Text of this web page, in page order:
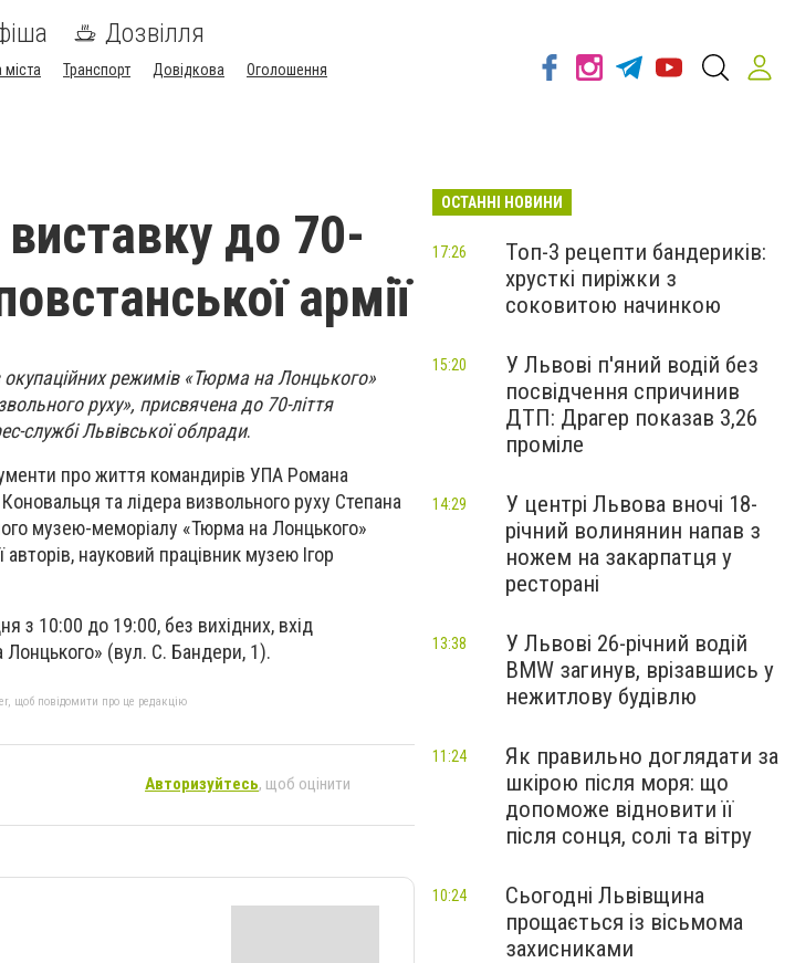
Дозвілля
міста Транспорт Довідкова
Оголошення
до 70-
армії
окупаційних режимів «Тюрма на Лонцького»
руху», присвячена до 70-ліття
службі Львівської облради.
про життя командирів УПА Романа
та лідера визвольного руху Степана
музею-меморіалу «Тюрма на Лонцького»
науковий працівник музею Ігор
з 10:00 до 19:00, без вихідних, вхід
(вул. С. Бандери, 1).
щоб повідомити про це редакцію
Авторизуйтесь, щоб оцінити
ОСТАННІ НОВИНИ
Топ-3 рецепти бандериків:
хрусткі пиріжки з
соковитою начинкою
17:26
У Львові п'яний водій без
посвідчення спричинив
ДТП: Драгер показав 3,26
проміле
15:20
У центрі Львова вночі 18-
річний волинянин напав з
ножем на закарпатця у
ресторані
14:29
У Львові 26-річний водій
BMW загинув, врізавшись у
нежитлову будівлю
13:38
Як правильно доглядати за
шкірою після моря: що
допоможе відновити її
після сонця, солі та вітру
11:24
Сьогодні Львівщина
прощається із вісьмома
захисниками
10:24